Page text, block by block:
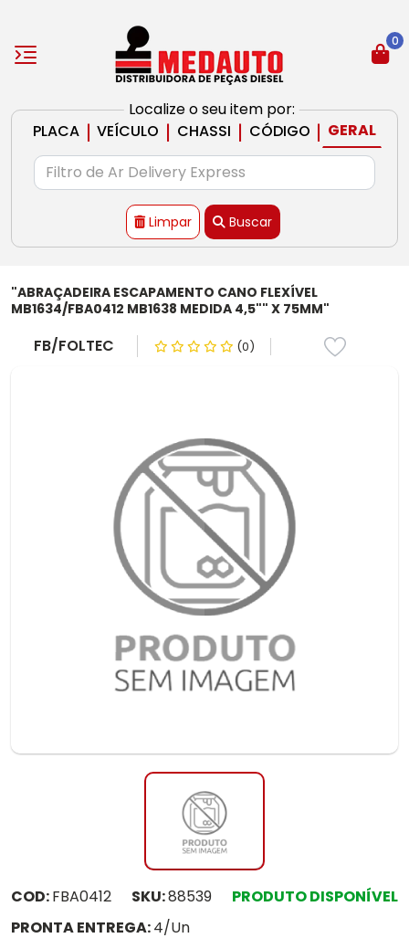
Localize o seu item por:
PLACA | VEÍCULO | CHASSI | CÓDIGO | GERAL
Limpar Buscar
0
"ABRAÇADEIRA ESCAPAMENTO CANO FLEXÍVEL
MB1634/FBA0412 MB1638 MEDIDA 4,5"" X 75MM"
FB/FOLTEC (0)
COD:FBA0412 SKU:88539
PRODUTO DISPONÍVEL
PRONTA ENTREGA:4/Un